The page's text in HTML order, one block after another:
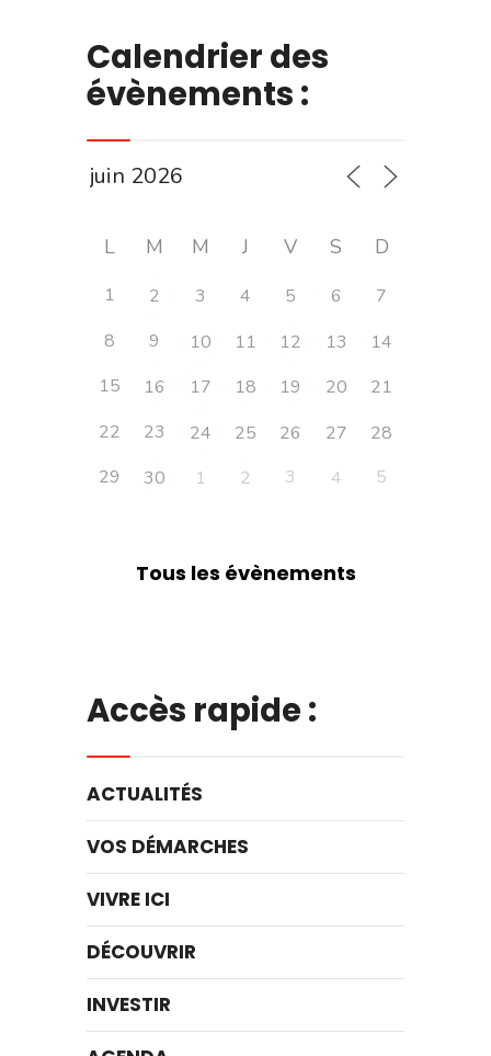
Calendrier des
évènements :
L M M J V S D
1 2 3 4 5 6
7
8
9 10 11 12 13
14
15
16 17 18 19 20
21
22
23 24 25 26 27
28
29
30 1 2 3 4 5
Tous les évènements
Accès rapide :
ACTUALITÉS
VOS DÉMARCHES
VIVRE ICI
DÉCOUVRIR
INVESTIR